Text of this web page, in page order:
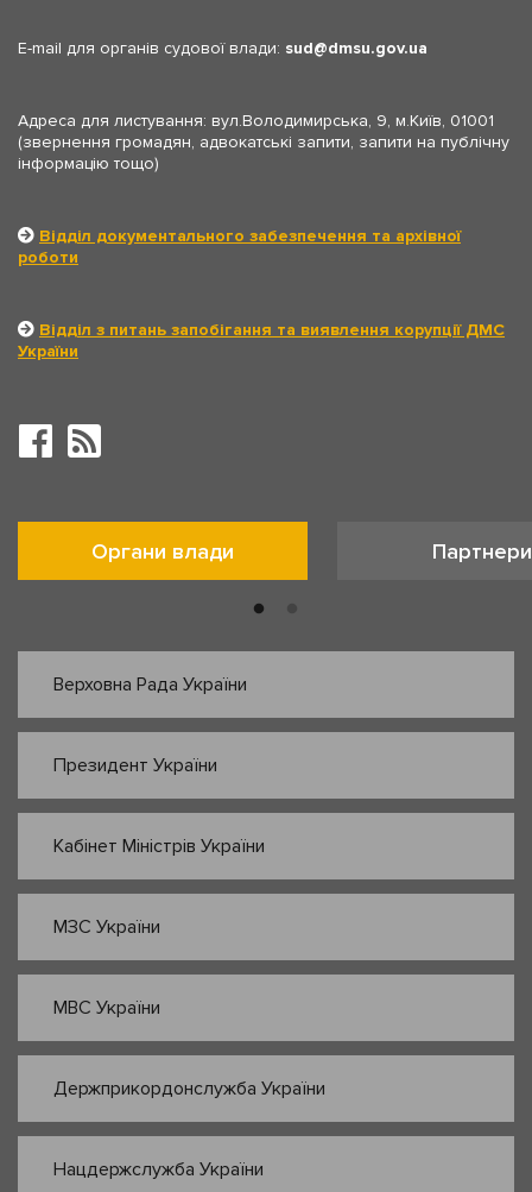
E-mail для органів судової влади: sud dmsu.gov.ua
Адреса для листування: вул.Володимирська, 9, м.Київ, 01001
(звернення громадян, адвокатські запити, запити на публічну
інформацію тощо)
Відділ документального забезпечення та архівної
роботи
Відділ з питань запобігання та виявлення корупції ДМС
України
Органи влади Партнери
Верховна Рада України
Президент України
Кабінет Міністрів України
МЗС України
МВС України
Держприкордонслужба України
Нацдержслужба України